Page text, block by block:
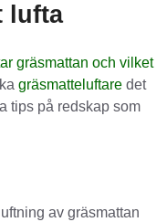
lufta
gräsmattan och vilket
gräsmatteluftare det
tips på redskap som
av gräsmattan